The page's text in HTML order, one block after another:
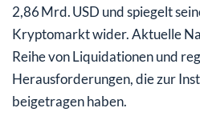
2,86 Mrd. USD und spiegelt
Kryptomarkt wider. Aktuelle
Reihe von Liquidationen und
Herausforderungen, die zur
beigetragen haben.